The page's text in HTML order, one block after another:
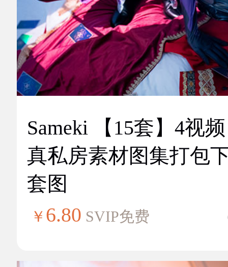
Sameki 【15套】4视
真私房素材图集打包
套图
￥ 6.80 SVIP免费